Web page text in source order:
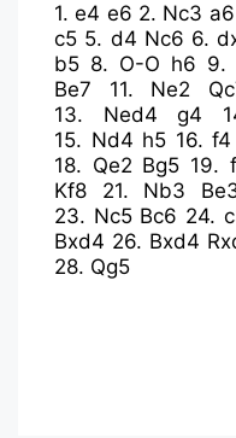
1.e4 e6 2. Nc3 a6
c5 5. d4 Nc6 6.
b5 8. O-O h6 9.
Be7
11. Ne2
13. Ned4 g4
15. Nd4 h5 16. f4
18. Qe2 Bg5 19.
Kf8
21. Nb3
23. Nc5 Bc6 24.
Bxd4 26. Bxd4
28. Qg5